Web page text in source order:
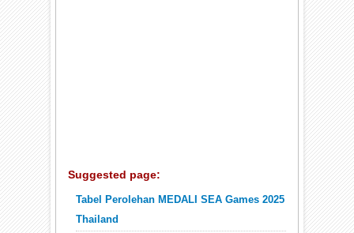
Suggested page:
Tabel Perolehan MEDALI SEA Games 2025
Thailand